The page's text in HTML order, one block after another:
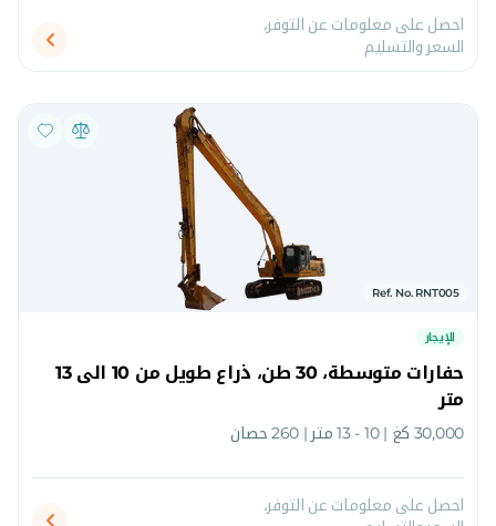
احصل على معلومات عن التوفر،
السعر والتسليم
Ref. No. RNT005
للإيجار
حفارات متوسطة، 30 طن، ذراع طويل من 10 الى 13
متر
30,000 كغ | 10 - 13 متر | 260 حصان
احصل على معلومات عن التوفر،